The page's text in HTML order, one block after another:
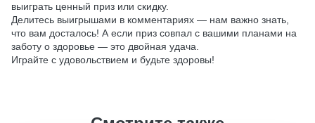
выиграть ценный приз или скидку.
Делитесь выигрышами в комментариях — нам важно знать,
что вам досталось! А если приз совпал с вашими планами на
заботу о здоровье — это двойная удача.
Играйте с удовольствием и будьте здоровы!